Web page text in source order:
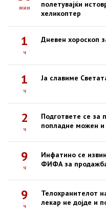
мин
полетувајќи
хеликоптер
1
ч
Дневен хороскоп
1
ч
Ја славиме
2
ч
Подгответе се за
попладне можен
9
ч
Инфатино се
ФИФА за
9
ч
Телохранителот
лекар не дојде и